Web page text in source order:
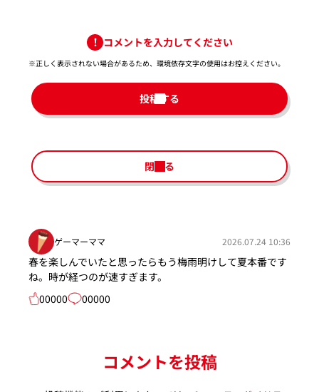
コメントを入力してください
※正しく表示されない場合があるため、環境依存文字の使用はお控えください。​
投稿する
閉じる
ゲーマーママ 2026.07.24 10:36
春を楽しんでいたと思ったらもう梅雨明けして夏本番です
ね。時が経つのが速すぎます。
00000
00000
コメントを投稿